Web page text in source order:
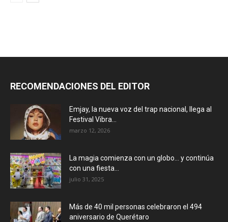
RECOMENDACIONES DEL EDITOR
Emjay, la nueva voz del trap nacional, llega al
Festival Vibra...
marzo 12, 2026
La magia comienza con un globo… y continúa
con una fiesta...
julio 31, 2025
Más de 40 mil personas celebraron el 494
aniversario de Querétaro